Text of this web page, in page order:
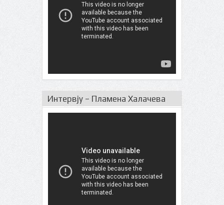
Интервју – Пламена Халачева